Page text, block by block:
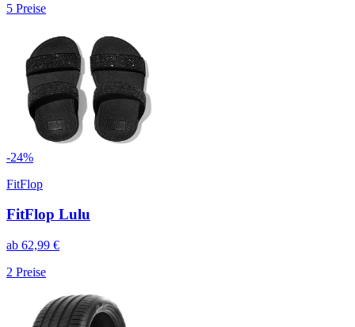
5 Preise
-24%
FitFlop
FitFlop Lulu
ab 62,99 €
2 Preise